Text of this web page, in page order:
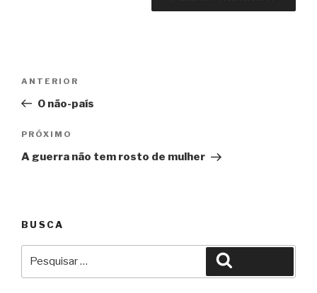
Post
Anterior
ANTERIOR
O não-país
Próximo
PRÓXIMO
A guerra não tem rosto de mulher
BUSCA